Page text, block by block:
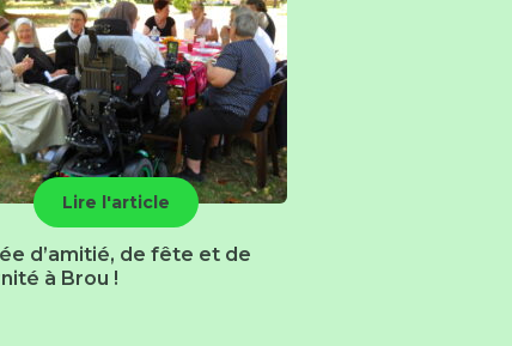
Lire l'article
d’amitié, de fête et de
à Brou !